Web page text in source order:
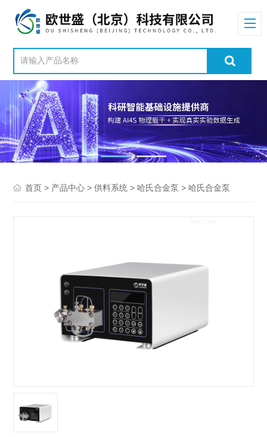
首页 > 产品中心 >供料系统 >哈氏合金泵 > 哈氏合金泵